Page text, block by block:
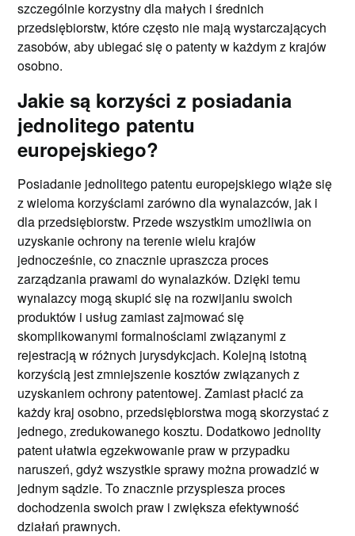
szczególnie korzystny dla małych i średnich
przedsiębiorstw, które często nie mają wystarczających
zasobów, aby ubiegać się o patenty w każdym z krajów
osobno.
Jakie są korzyści z posiadania
jednolitego patentu
europejskiego?
Posiadanie jednolitego patentu europejskiego wiąże się
z wieloma korzyściami zarówno dla wynalazców, jak i
dla przedsiębiorstw. Przede wszystkim umożliwia on
uzyskanie ochrony na terenie wielu krajów
jednocześnie, co znacznie upraszcza proces
zarządzania prawami do wynalazków. Dzięki temu
wynalazcy mogą skupić się na rozwijaniu swoich
produktów i usług zamiast zajmować się
skomplikowanymi formalnościami związanymi z
rejestracją w różnych jurysdykcjach. Kolejną istotną
korzyścią jest zmniejszenie kosztów związanych z
uzyskaniem ochrony patentowej. Zamiast płacić za
każdy kraj osobno, przedsiębiorstwa mogą skorzystać z
jednego, zredukowanego kosztu. Dodatkowo jednolity
patent ułatwia egzekwowanie praw w przypadku
naruszeń, gdyż wszystkie sprawy można prowadzić w
jednym sądzie. To znacznie przyspiesza proces
dochodzenia swoich praw i zwiększa efektywność
działań prawnych.